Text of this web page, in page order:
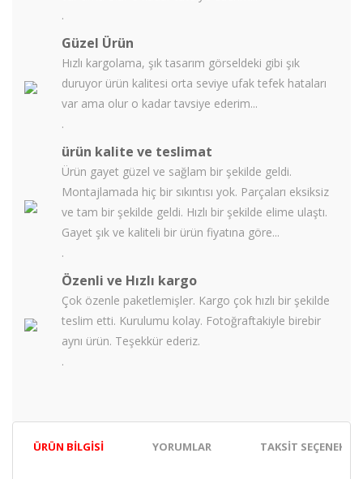
.
Güzel Ürün
Hızlı kargolama, şık tasarım görseldeki gibi şık
duruyor ürün kalitesi orta seviye ufak tefek hataları
var ama olur o kadar tavsiye ederim...
.
ürün kalite ve teslimat
Ürün gayet güzel ve sağlam bir şekilde geldi.
Montajlamada hiç bir sıkıntısı yok. Parçaları eksiksiz
ve tam bir şekilde geldi. Hızlı bir şekilde elime ulaştı.
Gayet şık ve kaliteli bir ürün fiyatına göre...
.
Özenli ve Hızlı kargo
Çok özenle paketlemişler. Kargo çok hızlı bir şekilde
teslim etti. Kurulumu kolay. Fotoğraftakiyle birebir
aynı ürün. Teşekkür ederiz.
.
ÜRÜN BILGISI YORUMLAR TAKSIT